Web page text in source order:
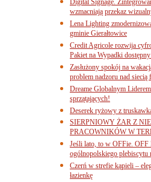
wzmacniają przekaz
Lena Lighting
gminie Gierałtowice
Credit Agricole rozwija
Pakiet na Wypadki
Zasłużony spokój na
problem nadzoru nad siecią
Dreame Globalnym
sprzątających!
Deserek ryżowy z
SIERPNIOWY ŻAR Z
PRACOWNIKÓW W
Jeśli lato, to w OFFie. OFF
ogólnopolskiego plebiscytu
Czerń w strefie kąpieli –
łazienkę